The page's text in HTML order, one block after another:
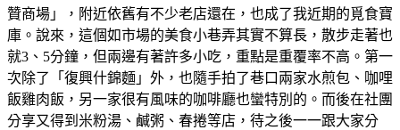
贊商場」，附近依舊有不少老店還在，也成了我近期的覓食寶
庫。說來，這個如市場的美食小巷弄其實不算長，散步走著也
就3、5分鐘，但兩邊有著許多小吃，重點是重覆率不高。第一
次除了「復興什錦麵」外，也隨手拍了巷口兩家水煎包、咖哩
飯雞肉飯，另一家很有風味的咖啡廳也蠻特別的。而後在社團
分享又得到米粉湯、鹹粥、春捲等店，待之後一一跟大家分